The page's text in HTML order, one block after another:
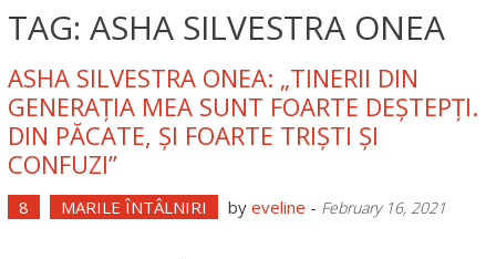
TAG: ASHA SILVESTRA ONEA
ASHA SILVESTRA ONEA: „TINERII DIN
GENERAȚIA MEA SUNT FOARTE DEȘTEPȚI.
DIN PĂCATE, ȘI FOARTE TRIȘTI ȘI
CONFUZI”
8 MARILE ÎNTÂLNIRI by eveline - February 16, 2021